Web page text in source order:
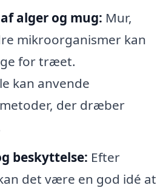
alger og mug: Mur,
mikroorganismer kan
for træet.
kan anvende
der dræber
beskyttelse: Efter
det være en god idé at